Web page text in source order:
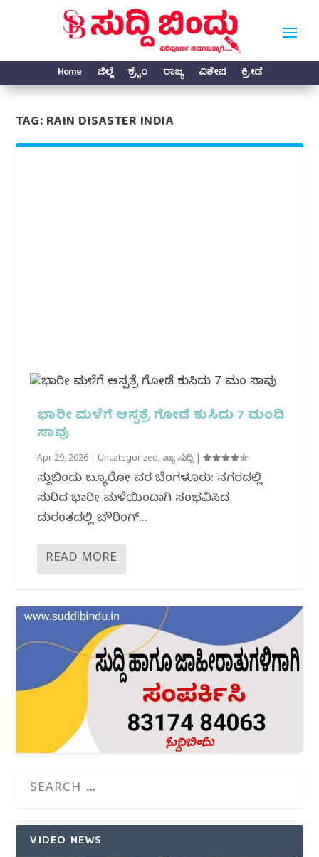
Home ಜಿಲ್ಲೆ ಕ್ರೈಂ ರಾಜ್ಯ ವಿಶೇಷ ಕ್ರೀಡೆ
TAG:RAIN DISASTER INDIA
ಭಾರೀ ಮಳೆಗೆ ಆಸ್ಪತ್ರೆ ಗೋಡೆ ಕುಸಿದು 7 ಮಂದಿ
ಸಾವು
Apr 29, 2026 Uncategorized,ರಾಜ್ಯ ಸುದ್ದಿ |
ಸುದ್ದಿಬಿಂದು ಬ್ಯೂರೋ ವರದಿ ಬೆಂಗಳೂರು: ನಗರದಲ್ಲಿ
ಸುರಿದ ಭಾರೀ ಮಳೆಯಿಂದಾಗಿ ಸಂಭವಿಸಿದ
ದುರಂತದಲ್ಲಿ ಬೌರಿಂಗ್...
READ MORE
VIDEO NEWS